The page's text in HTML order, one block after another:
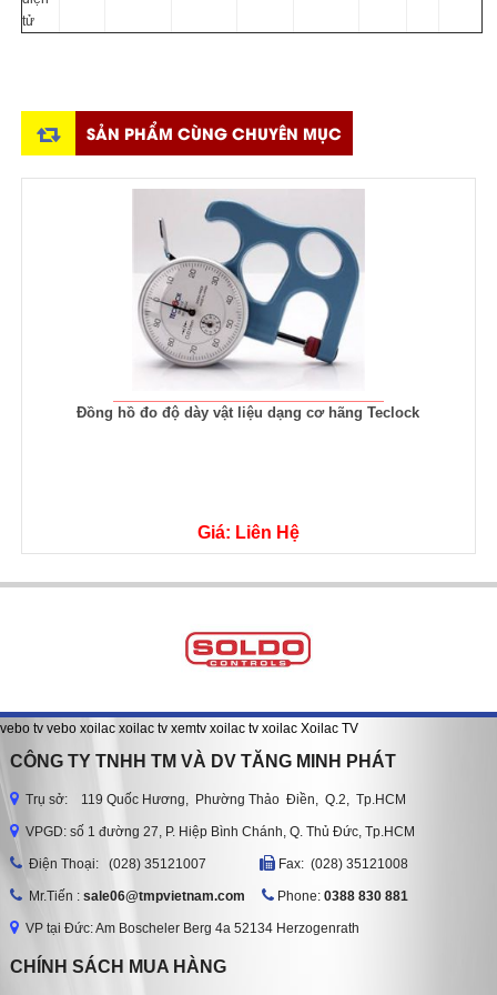
tử
SẢN PHẨM CÙNG CHUYÊN MỤC
Đồng hồ đo độ dày vật liệu dạng cơ hãng Teclock
Giá: Liên Hệ
vebo tv vebo xoilac xoilac tv xemtv xoilac tv xoilac Xoilac TV
CÔNG TY TNHH TM VÀ DV TĂNG MINH PHÁT
Trụ sở: 119 Quốc Hương, Phường Thảo Điền, Q.2, Tp.HCM
VPGD: số 1 đường 27, P. Hiệp Bình Chánh, Q. Thủ Đức, Tp.HCM
Ðiện Thoại: (028) 35121007 Fax: (028) 35121008
Mr.Tiến : sale06@tmpvietnam.com Phone: 0388 830 881
VP tại Đức: Am Boscheler Berg 4a 52134 Herzogenrath
CHÍNH SÁCH MUA HÀNG